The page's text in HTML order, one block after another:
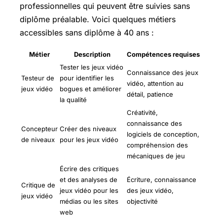
professionnelles qui peuvent être suivies sans
diplôme préalable. Voici quelques métiers
accessibles sans diplôme à 40 ans :
Métier Description Compétences requises
Testeur de
jeux vidéo
Tester les jeux vidéo
pour identifier les
bogues et améliorer
la qualité
Connaissance des jeux
vidéo, attention au
détail, patience
Concepteur
de niveaux
Créer des niveaux
pour les jeux vidéo
Créativité,
connaissance des
logiciels de conception,
compréhension des
mécaniques de jeu
Critique de
jeux vidéo
Écrire des critiques
et des analyses de
jeux vidéo pour les
médias ou les sites
web
Écriture, connaissance
des jeux vidéo,
objectivité